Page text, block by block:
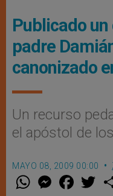
Publicado un
padre
canonizado
Un recurso
el apóstol de
MAYO 08, 2009 00:00
W M
e
F
a w